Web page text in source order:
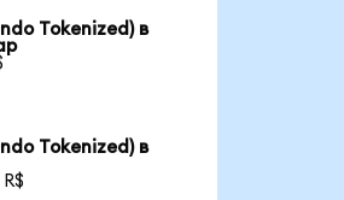
Tokenized) в
Tokenized) в